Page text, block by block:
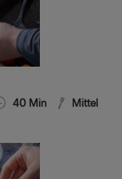
40 Min Mittel